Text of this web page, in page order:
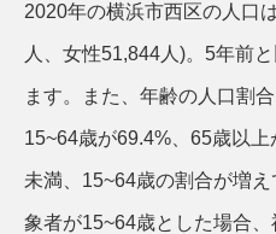
2020年の横浜市西区の人口
人、女性51,844人)。5年前
ます。また、年齢の人口割
15~64歳が69.4%、65歳以
未満、15~64歳の割合が増
象者が15~64歳とした場合